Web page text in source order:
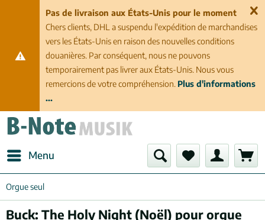
Pas de livraison aux États-Unis pour le moment
Chers clients, DHL a suspendu l'expédition de marchandises
vers les États-Unis en raison des nouvelles conditions
douanières. Par conséquent, nous ne pouvons
temporairement pas livrer aux États-Unis. Nous vous
remercions de votre compréhension. Plus d'informations
...
Menu
Orgue seul
Buck: The Holy Night (Noël) pour orgue